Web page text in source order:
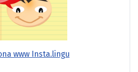
www Insta.lingu